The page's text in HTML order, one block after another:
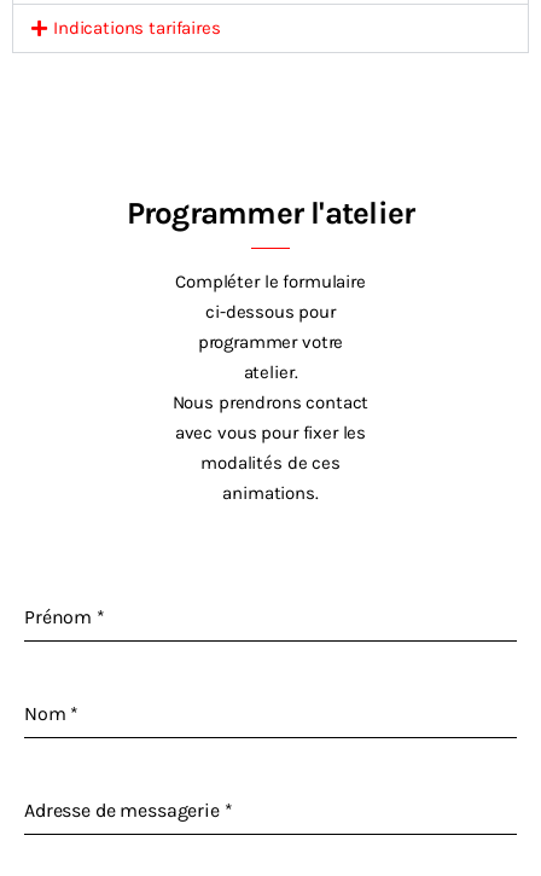
Indications tarifaires
Programmer l'atelier
Compléter le formulaire
ci-dessous pour
programmer votre
atelier.
Nous prendrons contact
avec vous pour fixer les
modalités de ces
animations.
Prénom *
Nom *
Adresse de messagerie *